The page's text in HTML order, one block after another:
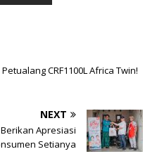
CRF1100L Africa Twin!
NEXT
Apresiasi
Setianya